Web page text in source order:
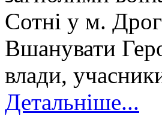
Сотні у м.
Вшанувати
влади,
Детальніше...